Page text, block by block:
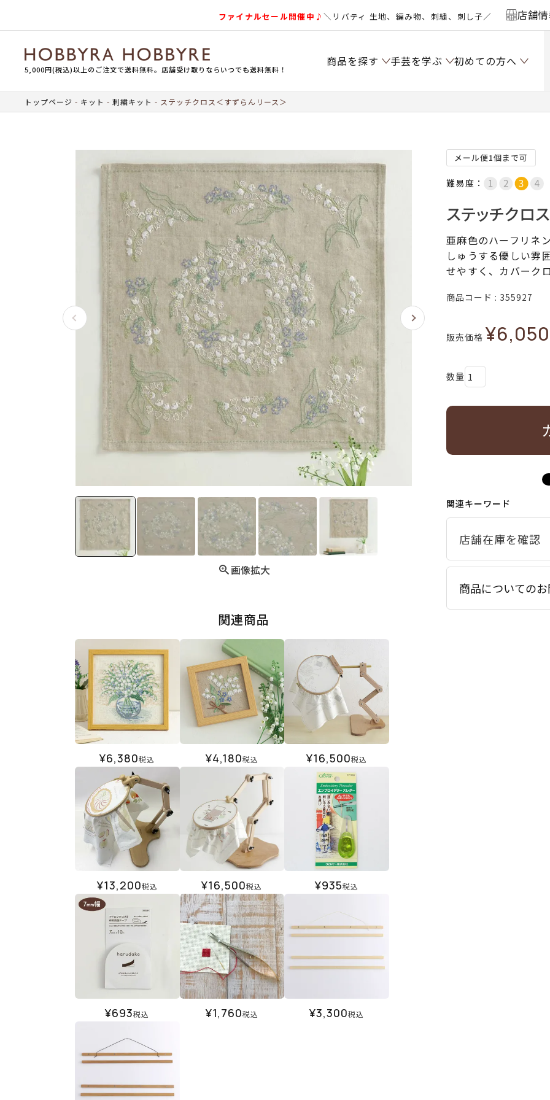
ファイナルセール開催中♪＼リバティ 生地、編み物、刺繍、刺し子／ 店舗
5,000円(税込)以上のご注文で送料無料。店舗受け取りならいつでも送料無料！
商品を探す 手芸を学ぶ 初めての方へ
トップページ キット 刺繍キット ステッチクロス＜すずらんリース＞
画像拡大
関連商品
¥6,380税込 ¥4,180税込 ¥16,500税込
¥13,200税込 ¥16,500税込 ¥935税込
¥693税込 ¥1,760税込 ¥3,300税込
メール便1個まで可
難易度：
ステッチクロ
亜麻色のハーフリネ
しゅうする優しい雰
せやすく、カバーク
商品コード 355927
販売価格 ¥6,050
関連キーワード
商品についての